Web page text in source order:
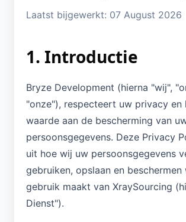
Laatst bijgewerkt: 07 August 2026
1. Introductie
Bryze Development (hierna "wij",
"onze"), respecteert uw privacy en
waarde aan de bescherming van
persoonsgegevens. Deze Privacy
uit hoe wij uw persoonsgegevens
gebruiken, opslaan en beschermen
gebruik maakt van XraySourcing
Dienst").